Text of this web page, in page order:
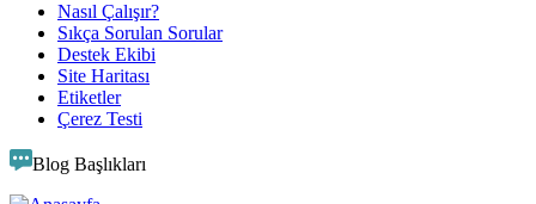
Nasıl Çalışır?
Sıkça Sorulan Sorular
Destek Ekibi
Site Haritası
Etiketler
Çerez Testi
Blog Başlıkları